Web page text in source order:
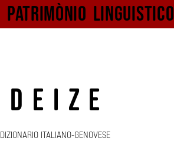
patrimònio linguistico
DEIZE
DIZIONARIO ITALIANO-GENOVESE